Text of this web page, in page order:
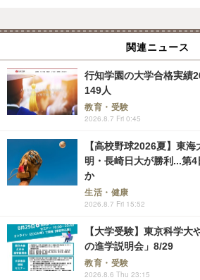
関連ニュース
行知学園の大学合格実績
149人
教育・受験
2026.8.7 Fri 0:45
【高校野球2026夏】東
明・長崎日大が勝利...第
か
生活・健康
2026.8.7 Fri 15:52
【大学受験】東京科学大
の進学説明会」8/29
教育・受験
2026.8.6 Thu 23:15